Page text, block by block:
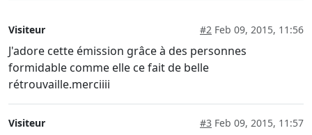
Visiteur #2 Feb 09, 2015, 11:56
J'adore cette émission grâce à des personnes
formidable comme elle ce fait de belle
rétrouvaille.merciiii
Visiteur #3 Feb 09, 2015, 11:57